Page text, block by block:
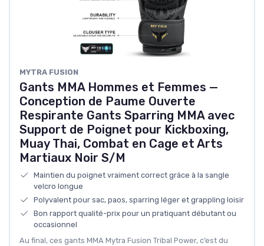
MYTRA FUSION
Gants MMA Hommes et Femmes —
Conception de Paume Ouverte
Respirante Gants Sparring MMA avec
Support de Poignet pour Kickboxing,
Muay Thai, Combat en Cage et Arts
Martiaux Noir S/M
Maintien du poignet vraiment correct grâce à la sangle
velcro longue
Polyvalent pour sac, paos, sparring léger et grappling loisir
Bon rapport qualité-prix pour un pratiquant débutant ou
occasionnel
Au final, ces gants MMA Mytra Fusion Tribal Power, c’est du